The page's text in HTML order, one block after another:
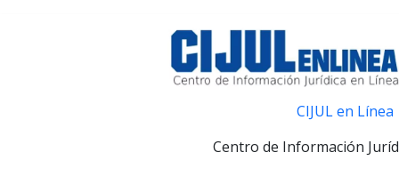
CIJUL en Línea
Centro de Información